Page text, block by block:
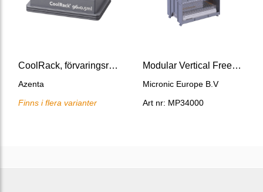
CoolRack, förvaringsrör med streckkod
Azenta
Finns i flera varianter
Modular Vertical Freezer Rack
Micronic Europe B.V
Art nr: MP34000